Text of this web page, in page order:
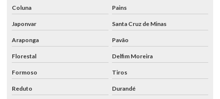
Coluna Pains
Japonvar Santa Cruz de Minas
Araponga Pavão
Florestal Delfim Moreira
Formoso Tiros
Reduto Durandé